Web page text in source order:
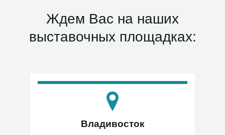
Ждем Вас на наших
выставочных площадках:
Владивосток